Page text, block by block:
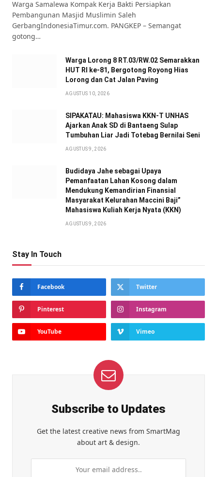
Warga Samalewa Kompak Kerja Bakti Persiapkan
Pembangunan Masjid Muslimin Saleh
GerbangIndonesiaTimur.com. PANGKEP – Semangat
gotong…
Warga Lorong 8 RT.03/RW.02 Semarakkan
HUT RI ke-81, Bergotong Royong Hias
Lorong dan Cat Jalan Paving
AGUSTUS 10, 2026
SIPAKATAU: Mahasiswa KKN-T UNHAS
Ajarkan Anak SD di Bantaeng Sulap
Tumbuhan Liar Jadi Totebag Bernilai Seni
AGUSTUS 9, 2026
Budidaya Jahe sebagai Upaya
Pemanfaatan Lahan Kosong dalam
Mendukung Kemandirian Finansial
Masyarakat Kelurahan Maccini Baji”
Mahasiswa Kuliah Kerja Nyata (KKN)
AGUSTUS 9, 2026
Stay In Touch
Facebook Twitter
Pinterest Instagram
YouTube Vimeo
Subscribe to Updates
Get the latest creative news from SmartMag
about art & design.